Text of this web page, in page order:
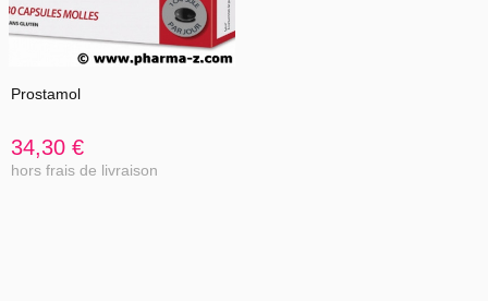
Prostamol
34,30 €
hors frais de livraison